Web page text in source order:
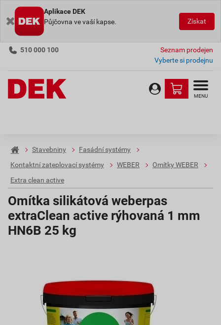
Aplikace DEK
Půjčovna ve vaší kapse.
Získat
510 000 100
Seznam prodejen
Vyberte si prodejnu
MENU
Stavebniny
Fasádní systémy
Kontaktní zateplovací systémy
WEBER
Omítky WEBER
Extra clean active
Omítka silikátová weberpas
extraClean active rýhovaná 1 mm
HN6B 25 kg